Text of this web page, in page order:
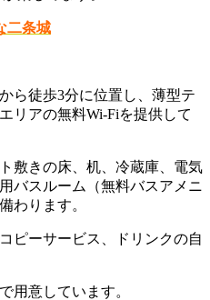
二条城
ら徒歩3分に位置し、薄型テ
リアの無料Wi-Fiを提供して
敷きの床、机、冷蔵庫、電気
バスルーム（無料バスアメニ
わります。
ピーサービス、ドリンクの自
用意しています。